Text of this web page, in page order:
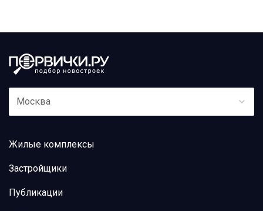
Москва
Жилые комплексы
Застройщики
Публикации